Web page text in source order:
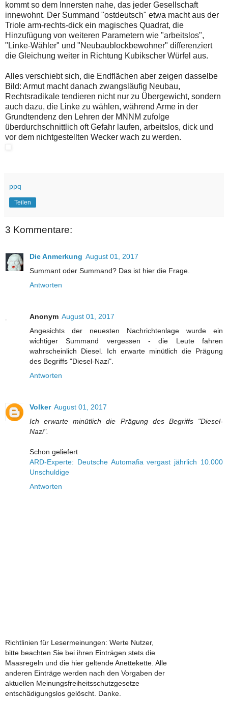
kommt so dem Innersten nahe, das jeder Gesellschaft
innewohnt. Der Summand "ostdeutsch" etwa macht aus der
Triole arm-rechts-dick ein magisches Quadrat, die
Hinzufügung von weiteren Parametern wie "arbeitslos",
"Linke-Wähler" und "Neubaublockbewohner" differenziert
die Gleichung weiter in Richtung Kubikscher Würfel aus.
Alles verschiebt sich, die Endflächen aber zeigen dasselbe
Bild: Armut macht danach zwangsläufig Neubau,
Rechtsradikale tendieren nicht nur zu Übergewicht, sondern
auch dazu, die Linke zu wählen, während Arme in der
Grundtendenz den Lehren der MNNM zufolge
überdurchschnittlich oft Gefahr laufen, arbeitslos, dick und
vor dem nichtgestellten Wecker wach zu werden.
ppq
Teilen
3 Kommentare:
Die Anmerkung August 01, 2017
Summant oder Summand? Das ist hier die Frage.
Antworten
Anonym August 01, 2017
Angesichts der neuesten Nachrichtenlage wurde ein
wichtiger Summand vergessen - die Leute fahren
wahrscheinlich Diesel. Ich erwarte minütlich die Prägung
des Begriffs "Diesel-Nazi".
Antworten
Volker August 01, 2017
Ich erwarte minütlich die Prägung des Begriffs "Diesel-
Nazi".
Schon geliefert
ARD-Experte: Deutsche Automafia vergast jährlich 10.000
Unschuldige
Antworten
Richtlinien für Lesermeinungen: Werte Nutzer,
bitte beachten Sie bei ihren Einträgen stets die
Maasregeln und die hier geltende Anettekette. Alle
anderen Einträge werden nach den Vorgaben der
aktuellen Meinungsfreiheitsschutzgesetze
entschädigungslos gelöscht. Danke.